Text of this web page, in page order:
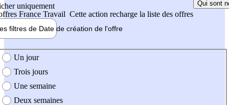
uniquement
France Travail Cette action recharge la liste des offres
Qui sont
filtres de Date de création de l'offre
création de l'offre
Un jour
Trois jours
Une semaine
Deux semaines